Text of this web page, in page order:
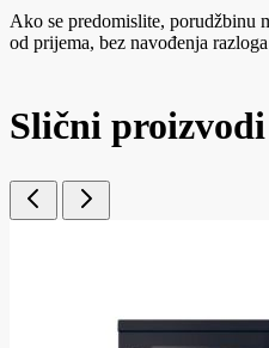
Ako se predomislite, porudžbinu
od prijema, bez navođenja
Slični proizvodi